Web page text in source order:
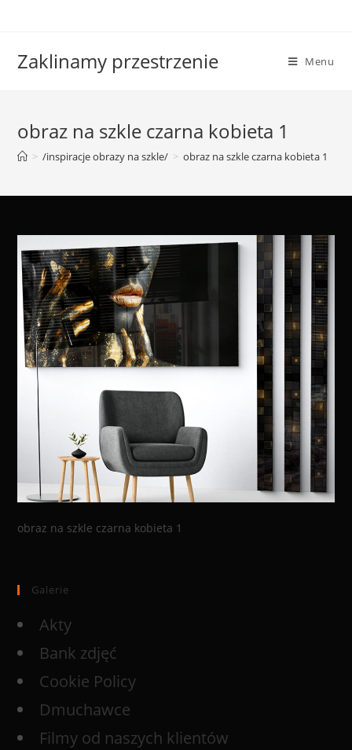
Zaklinamy przestrzenie Menu
obraz na szkle czarna kobieta 1
> /inspiracje obrazy na szkle/ > obraz na szkle czarna kobieta 1
obraz na szkle czarna kobieta 1
Galerie
Akty
Bank zdjęć
Cookie Policy
Dmuchawce
Filmy od naszych klientów